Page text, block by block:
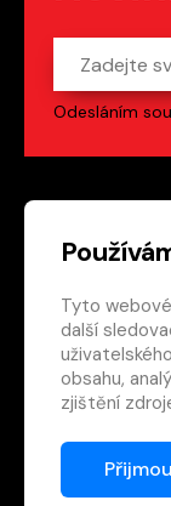
Tyto
další
obsahu,
zjištění
Odesláním
Patička
Vedlejší
Ochrana
Nastavení
E-shop